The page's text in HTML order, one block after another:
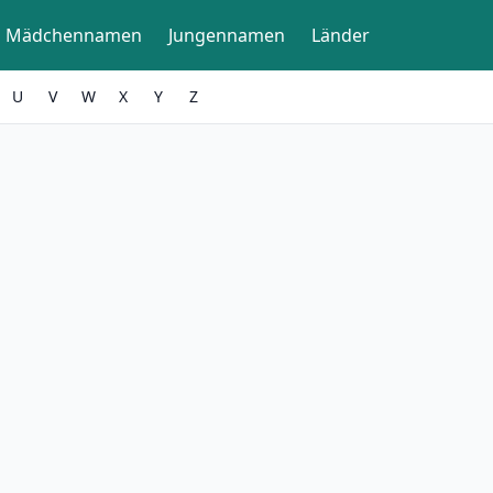
Mädchennamen Jungennamen Länder
U V W X Y Z